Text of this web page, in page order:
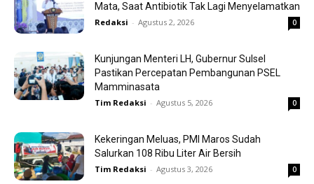
Mata, Saat Antibiotik Tak Lagi Menyelamatkan
Redaksi - Agustus 2, 2026 0
Kunjungan Menteri LH, Gubernur Sulsel
Pastikan Percepatan Pembangunan PSEL
Mamminasata
Tim Redaksi - Agustus 5, 2026 0
Kekeringan Meluas, PMI Maros Sudah
Salurkan 108 Ribu Liter Air Bersih
Tim Redaksi - Agustus 3, 2026 0